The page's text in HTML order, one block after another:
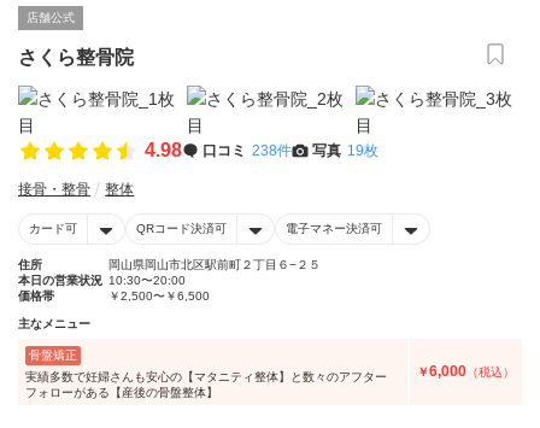
店舗公式
さくら整骨院
4.98 口コミ 238件 写真 19枚
接骨・整骨 整体
カード可 QRコード決済可 電子マネー決済可
住所
岡山県岡山市北区駅前町２丁目６−２５
本日の営業状況 10:30〜20:00
価格帯
￥2,500〜￥6,500
主なメニュー
骨盤矯正
実績多数で妊婦さんも安心の【マタニティ整体】と数々のアフター
フォローがある【産後の骨盤整体】
￥6,000 （税込）